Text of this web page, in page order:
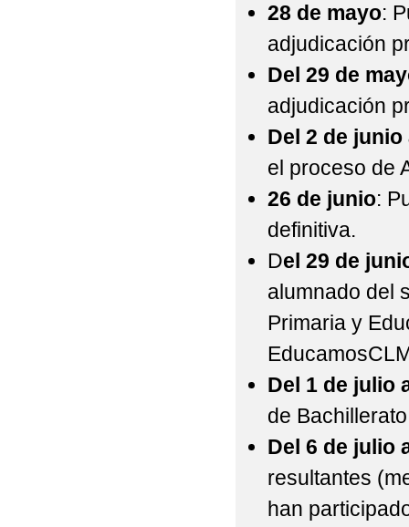
28 de mayo:
adjudicación
Del 29 de
adjudicación
Del 2 de
el proceso de
26 de junio:
definitiva.
Del 29 de
alumnado del
Primaria y
Del 1 de julio
de
Del 6 de julio
resultantes
han